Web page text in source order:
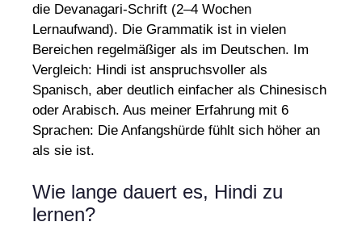
die Devanagari-Schrift (2–4 Wochen
Lernaufwand). Die Grammatik ist in vielen
Bereichen regelmäßiger als im Deutschen. Im
Vergleich: Hindi ist anspruchsvoller als
Spanisch, aber deutlich einfacher als Chinesisch
oder Arabisch. Aus meiner Erfahrung mit 6
Sprachen: Die Anfangshürde fühlt sich höher an
als sie ist.
Wie lange dauert es, Hindi zu
lernen?